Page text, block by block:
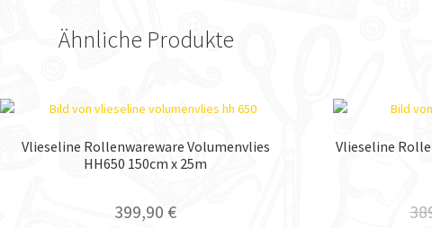
Ähnliche Produkte
Vlieseline Rollenwareware Volumenvlies
HH650 150cm x 25m
399,90 €
Vlieseline